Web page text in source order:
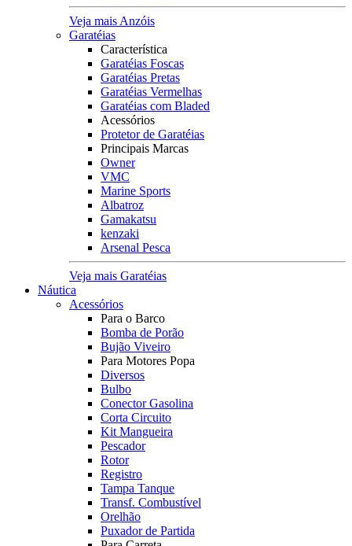
Veja mais Anzóis
Garatéias
Característica
Garatéias Foscas
Garatéias Pretas
Garatéias Vermelhas
Garatéias com Bladed
Acessórios
Protetor de Garatéias
Principais Marcas
Owner
VMC
Marine Sports
Albatroz
Gamakatsu
kenzaki
Arsenal Pesca
Veja mais Garatéias
Náutica
Acessórios
Para o Barco
Bomba de Porão
Bujão Viveiro
Para Motores Popa
Diversos
Bulbo
Conector Gasolina
Corta Circuito
Kit Mangueira
Pescador
Rotor
Registro
Tampa Tanque
Transf. Combustível
Orelhão
Puxador de Partida